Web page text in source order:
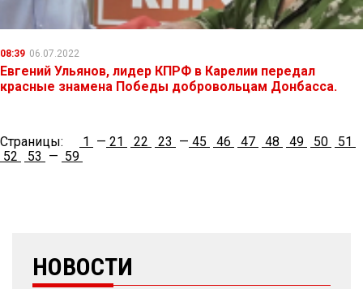
НОВОСТИ
08:39 06.07.2022
Евгений Ульянов, лидер КПРФ в Карелии передал
красные знамена Победы добровольцам Донбасса.
Страницы: 1 — 21 22 23 — 45 46 47 48 49 50
51
52
53 — 59